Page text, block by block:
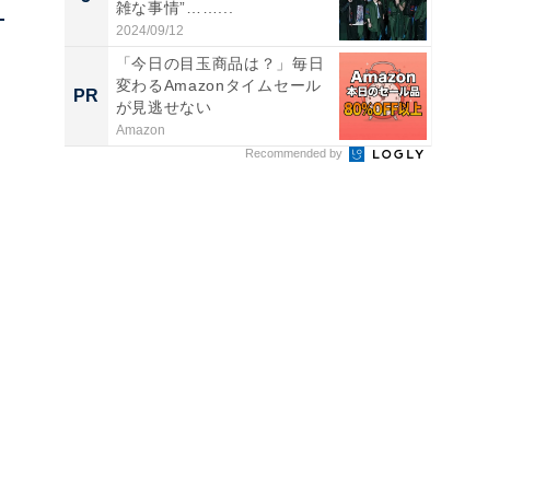
雑な事情”……...
2024/09/12
PR
「今日の目玉商品は？」毎日
変わるAmazonタイムセール
が見逃せない
Amazon
Recommended by